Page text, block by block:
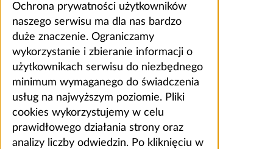
Ochrona prywatności użytkowników
naszego serwisu ma dla nas bardzo
duże znaczenie. Ograniczamy
wykorzystanie i zbieranie informacji o
użytkownikach serwisu do niezbędnego
minimum wymaganego do świadczenia
usług na najwyższym poziomie. Pliki
cookies wykorzystujemy w celu
prawidłowego działania strony oraz
analizy liczby odwiedzin. Po kliknięciu w